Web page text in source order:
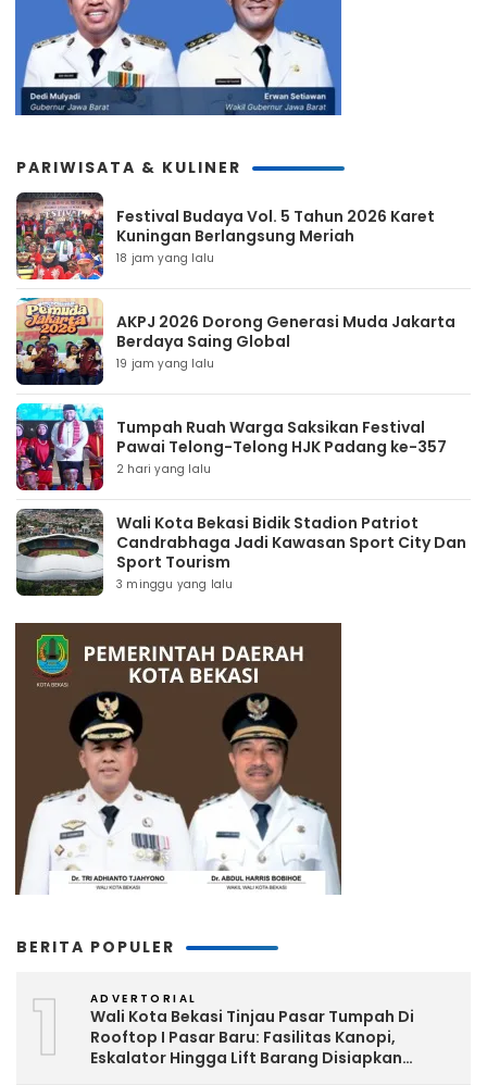
PARIWISATA & KULINER
Festival Budaya Vol. 5 Tahun 2026 Karet
Kuningan Berlangsung Meriah
18 jam yang lalu
AKPJ 2026 Dorong Generasi Muda Jakarta
Berdaya Saing Global
19 jam yang lalu
Tumpah Ruah Warga Saksikan Festival
Pawai Telong-Telong HJK Padang ke-357
2 hari yang lalu
Wali Kota Bekasi Bidik Stadion Patriot
Candrabhaga Jadi Kawasan Sport City Dan
Sport Tourism
3 minggu yang lalu
BERITA POPULER
1 ADVERTORIAL
Wali Kota Bekasi Tinjau Pasar Tumpah Di
Rooftop I Pasar Baru: Fasilitas Kanopi,
Eskalator Hingga Lift Barang Disiapkan